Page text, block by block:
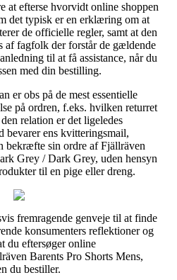
at efterse hvorvidt online shoppen
det typisk er en erklæring om at
de officielle regler, samt at den
af fagfolk der forstår de gældende
til at få assistance, når du
med din bestilling.
er obs på de mest essentielle
på ordren, f.eks. hvilken returret
relation er det ligeledes
bevarer ens kvitteringsmail,
bekræfte sin ordre af Fjällräven
Grey / Dark Grey, uden hensyn
til en pige eller dreng.
fremragende genveje til at finde
konsumenters reflektioner og
du eftersøger online
Barents Pro Shorts Mens,
du bestiller.